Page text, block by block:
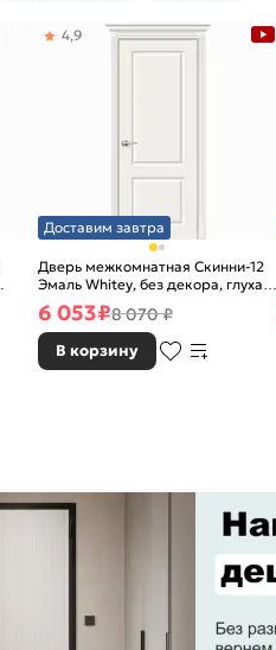
Доставим завтра
Дверь межкомнатная Скинни-12
Эмаль Whitey, без декора, глухая,
без стекла, без кромки, скиновая
4,9
6 053₽8 070 ₽
В корзину